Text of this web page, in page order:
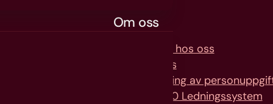
Om oss
Arbeta hos oss
Om oss
Hantering av
FR2000 Ledningssystem